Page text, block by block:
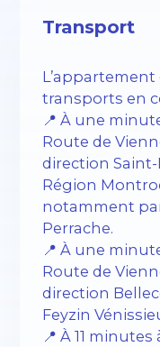
Transport
transports en
📍 À une
Route de
direction
Région
notamment
Perrache.
📍 À une
Route de
direction
Feyzin
📍 À 11